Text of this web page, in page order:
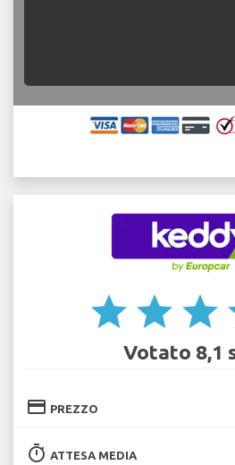
star star star
Votato 8,1
credit_card PREZZO
timer ATTESA MEDIA